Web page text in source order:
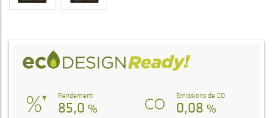
Rendement
85,0 %
Émissions de CO
0,08 %